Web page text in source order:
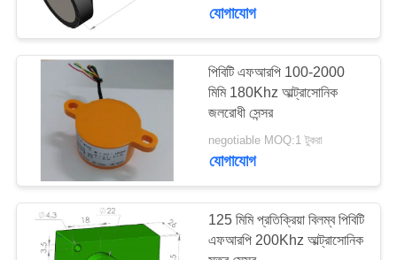
নিয়ন্ত্রণ
যোগাযোগ
জন্য
আবেদন
অতিস্বনক ক্লিনিং
ট্রান্সডুসার
22
যোগাযোগ
পিবিটি এফআরপি 100-2000
মিমি 180Khz আল্ট্রাসোনিক
জলরোধী সেন্সর
negotiable MOQ:1 টুকরা
যোগাযোগ
125 মিমি প্রতিক্রিয়া বিলম্ব পিবিটি
এফআরপি 200Khz আল্ট্রাসোনিক